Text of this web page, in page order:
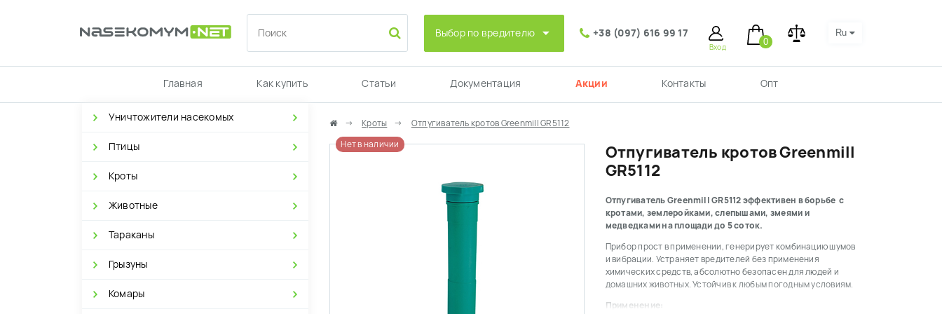
Выбор по вредителю +38 (097) 616 99 17
Вход
0
Ru
Главная Как купить Статьи Документация Акции Контакты Опт
Уничтожители насекомых
Птицы
Кроты
Животные
Тараканы
Грызуны
Комары
Кроты
Отпугиватель кротов Greenmill GR5112
Нет в наличии
Отпугиватель кротов Greenmill
GR5112
Отпугиватель Greenmill GR5112 эффективен в борьбе с
кротами, землеройками, слепышами, змеями и
медведками на площади до 5 соток.
Прибор прост в применении, генерирует комбинацию шумов
и вибрации. Устраняет вредителей без применения
химических средств, абсолютно безопасен для людей и
домашних животных. Устойчив к любым погодным условиям.
Применение: